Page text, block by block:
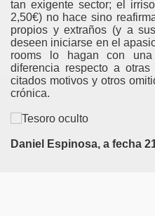
tan exigente sector; el
2,50€) no hace sino
propios y extraños (y a
deseen iniciarse en el
rooms lo hagan con
diferencia respecto a
citados motivos y otros
crónica.
Daniel Espinosa, a fecha